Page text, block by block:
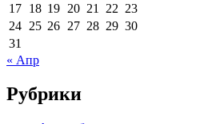
17 18 19 20 21 22 23
24 25 26 27 28 29 30
31
« Апр
Рубрики